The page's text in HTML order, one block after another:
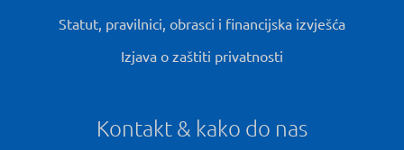
Statut, pravilnici, obrasci i financijska izvješća
Izjava o zaštiti privatnosti
Kontakt & kako do nas